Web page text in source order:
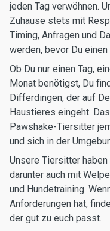
jeden Tag verwöhnen.
Zuhause stets mit
Timing, Anfragen und
werden, bevor Du
Ob Du nur einen Tag,
Monat benötigst, Du
Differdingen, der auf
Haustieres eingeht.
Pawshake-Tiersitter
und sich in der
Unsere Tiersitter
darunter auch mit
und Hundetraining.
Anforderungen hat,
der gut zu euch passt.